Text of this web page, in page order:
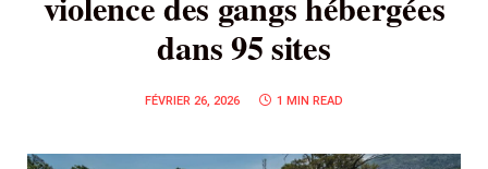
dans 95 sites
FÉVRIER 26, 2026 1 MIN READ